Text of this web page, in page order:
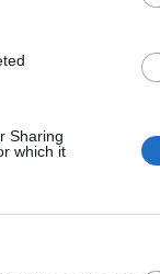
Sharing
which it
TOP5
A 10
mit